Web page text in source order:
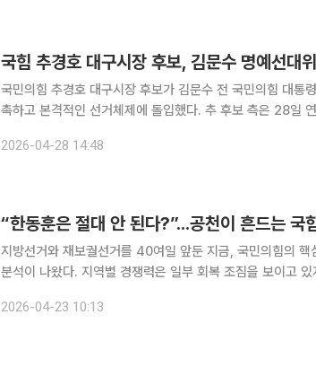
국힘 추경호 대구시장 후보, 김문수 명예선대
국민의힘 추경호 대구시장 후보가 김문수 전 국민의힘 대통
촉하고 본격적인 선거체제에 돌입했다. 추 후보 측은 28일 연습 없이 당장 현장 투입이 가능한 선거
2026-04-28 14:48
“한동훈은 절대 안 된다?”...공천이 흔드는 국
지방선거와 재보궐선거를 40여일 앞둔 지금, 국민의힘의 핵
분석이 나왔다. 지역별 경쟁력은 일부 회복 조짐을 보이고
곤 더모아 정치분석실장이 출연해 현재 선거 구도를 두고 “민
2026-04-23 10:13